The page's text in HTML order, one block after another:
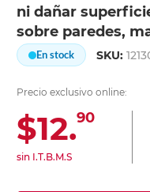
ni dañar
sobre paredes,
En stock SKU:
Precio exclusivo online:
$12.90
sin I.T.B.M.S